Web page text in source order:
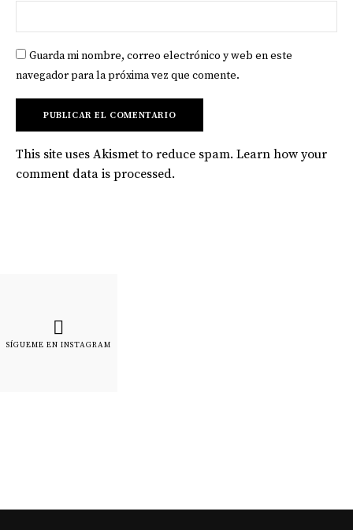
Guarda mi nombre, correo electrónico y web en este
navegador para la próxima vez que comente.
This site uses Akismet to reduce spam. Learn how your
comment data is processed.
SÍGUEME EN INSTAGRAM